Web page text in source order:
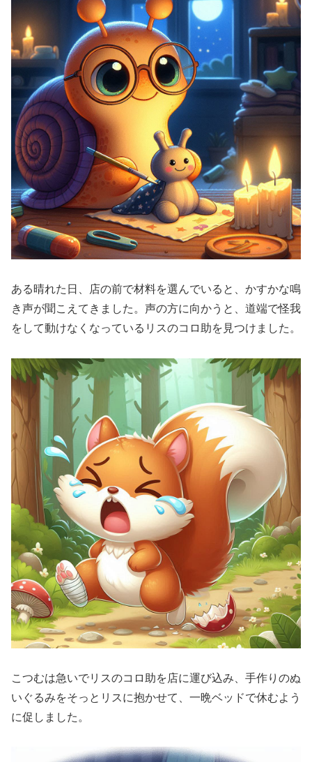
ある晴れた日、店の前で材料を選んでいると、かすかな鳴
き声が聞こえてきました。声の方に向かうと、道端で怪我
をして動けなくなっているリスのコロ助を見つけました。
こつむは急いでリスのコロ助を店に運び込み、手作りのぬ
いぐるみをそっとリスに抱かせて、一晩ベッドで休むよう
に促しました。